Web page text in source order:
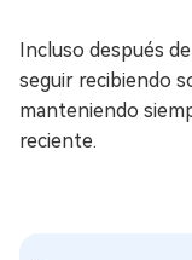
Incluso después
seguir recibiendo
manteniendo
reciente.